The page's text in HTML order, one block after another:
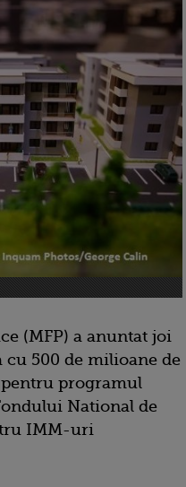
(MFP) a anuntat joi
cu 500 de milioane de
programul
National de
IMM-uri